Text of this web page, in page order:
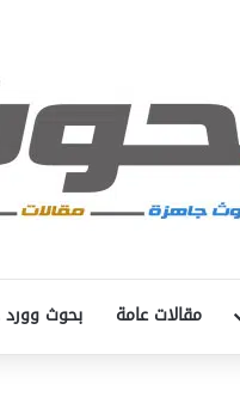
مقالات عامة بحوث وورد